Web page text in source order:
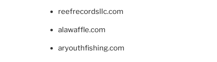
reefrecordsllc.com
alawaffle.com
aryouthfishing.com